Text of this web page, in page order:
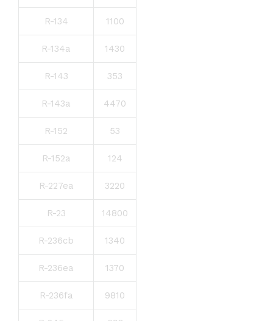
R-134 1100
R-134a 1430
R-143 353
R-143a 4470
R-152 53
R-152a 124
R-227ea 3220
R-23 14800
R-236cb 1340
R-236ea 1370
R-236fa 9810